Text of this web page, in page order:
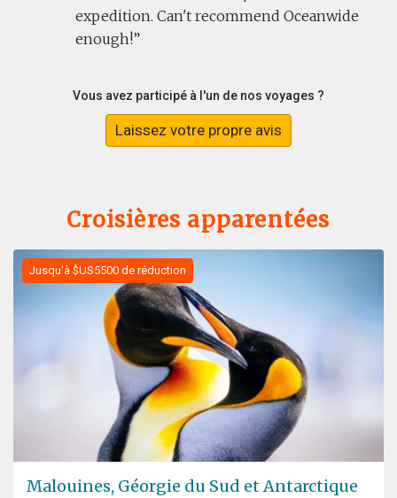
expedition. Can't recommend Oceanwide
enough!
Vous avez participé à l'un de nos voyages ?
Laissez votre propre avis
Croisières apparentées
Jusqu'à $US5500 de réduction
Malouines, Géorgie du Sud et Antarctique